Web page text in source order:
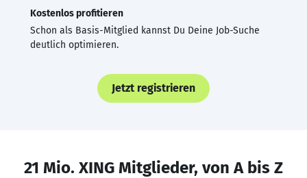
Kostenlos profitieren
Schon als Basis-Mitglied kannst Du Deine Job-Suche
deutlich optimieren.
Jetzt registrieren
21 Mio. XING Mitglieder, von A bis Z